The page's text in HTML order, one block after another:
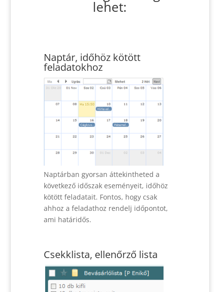
lehet:
Naptár, időhöz kötött
feladatokhoz
Naptárban gyorsan áttekintheted a
következő időszak eseményeit, időhöz
kötött feladatait. Fontos, hogy csak
ahhoz a feladathoz rendelj időpontot,
ami határidős.
Csekklista, ellenőrző lista